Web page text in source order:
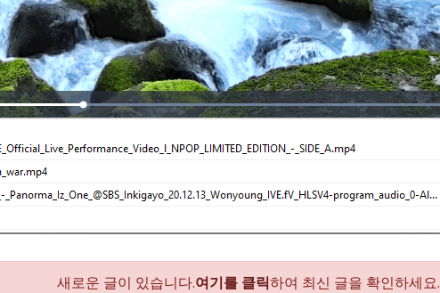
새로운 글이 있습니다.여기를 클릭하여 최신 글을 확인하세요.